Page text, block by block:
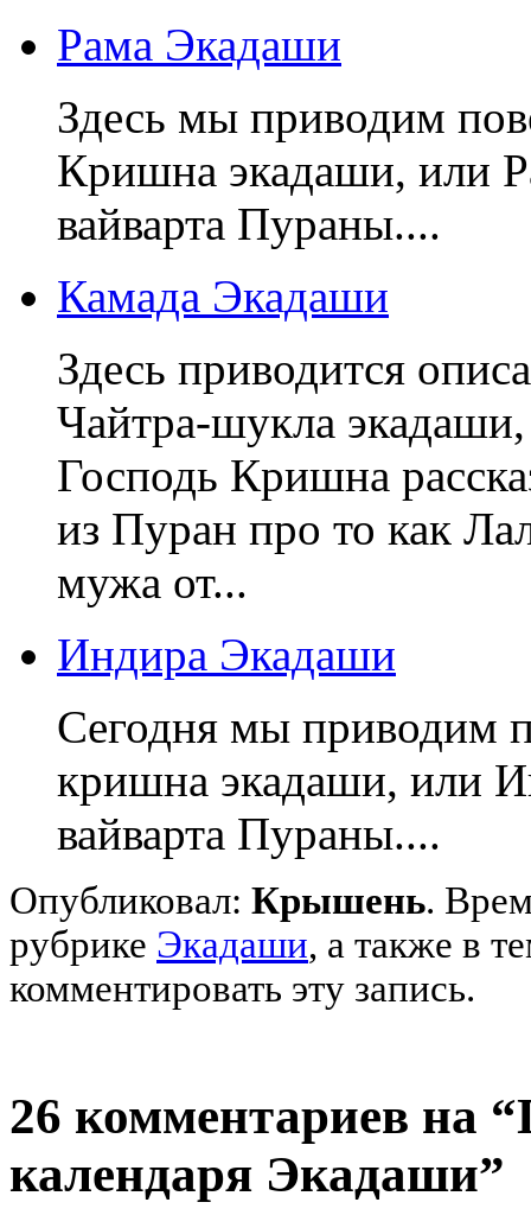
Рама Экадаши
Здесь мы приводим
Кришна экадаши, или
вайварта Пураны....
Камада Экадаши
Здесь приводится
Чайтра-шукла
Господь Кришна
из Пуран про то как
мужа от...
Индира Экадаши
Сегодня мы приводим
кришна экадаши, или
вайварта Пураны....
Опубликовал: Крышень.
рубрике Экадаши, а также в
комментировать эту запись.
26 комментариев на
календаря Экадаши”